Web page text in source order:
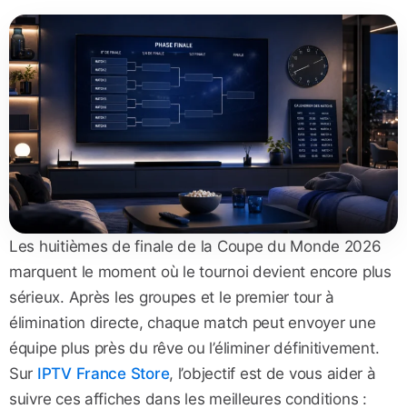
Les huitièmes de finale de la Coupe du Monde 2026
marquent le moment où le tournoi devient encore plus
sérieux. Après les groupes et le premier tour à
élimination directe, chaque match peut envoyer une
équipe plus près du rêve ou l’éliminer définitivement.
Sur IPTV France Store, l’objectif est de vous aider à
suivre ces affiches dans les meilleures conditions :